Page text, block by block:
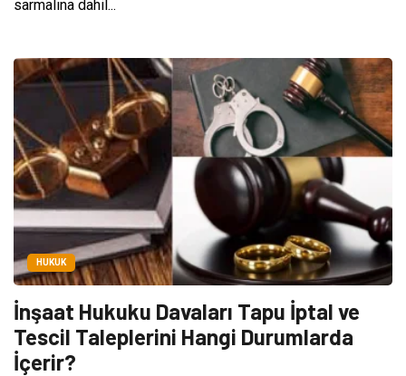
sarmalına dahil...
HUKUK
İnşaat Hukuku Davaları Tapu İptal ve
Tescil Taleplerini Hangi Durumlarda
İçerir?